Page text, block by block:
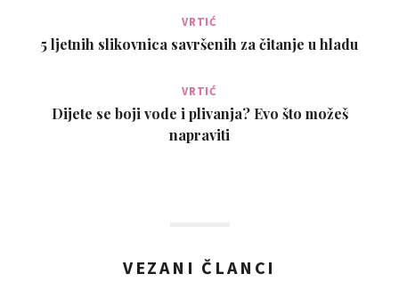
VRTIĆ
5 ljetnih slikovnica savršenih za čitanje u hladu
VRTIĆ
Dijete se boji vode i plivanja? Evo što možeš
napraviti
VEZANI ČLANCI